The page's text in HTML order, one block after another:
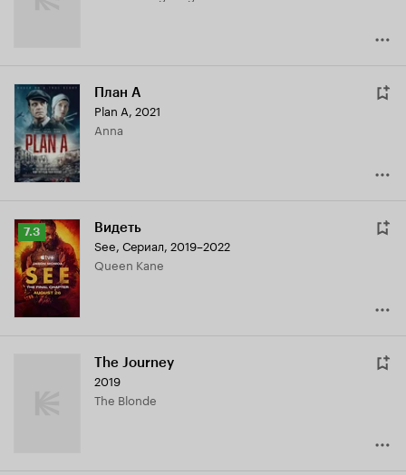
План А
Plan A, 2021
Anna
Рейтинг
Кинопоиска
7.3
7.3 Видеть
See, Сериал, 2019–2022
Queen Kane
The Journey
2019
The Blonde